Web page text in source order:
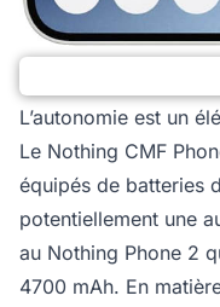
L’autonomie est un
Le Nothing CMF
équipés de batteries
potentiellement une
au Nothing Phone 2
4700 mAh. En